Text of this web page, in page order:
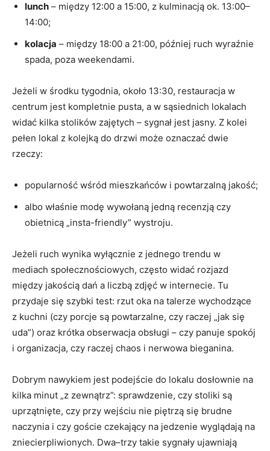
lunch – między 12:00 a 15:00, z kulminacją ok. 13:00–
14:00;
kolacja – między 18:00 a 21:00, później ruch wyraźnie
spada, poza weekendami.
Jeżeli w środku tygodnia, około 13:30, restauracja w
centrum jest kompletnie pusta, a w sąsiednich lokalach
widać kilka stolików zajętych – sygnał jest jasny. Z kolei
pełen lokal z kolejką do drzwi może oznaczać dwie
rzeczy:
popularność wśród mieszkańców i powtarzalną jakość;
albo właśnie modę wywołaną jedną recenzją czy
obietnicą „insta-friendly” wystroju.
Jeżeli ruch wynika wyłącznie z jednego trendu w
mediach społecznościowych, często widać rozjazd
między jakością dań a liczbą zdjęć w internecie. Tu
przydaje się szybki test: rzut oka na talerze wychodzące
z kuchni (czy porcje są powtarzalne, czy raczej „jak się
uda”) oraz krótka obserwacja obsługi – czy panuje spokój
i organizacja, czy raczej chaos i nerwowa bieganina.
Dobrym nawykiem jest podejście do lokalu dosłownie na
kilka minut „z zewnątrz”: sprawdzenie, czy stoliki są
uprzątnięte, czy przy wejściu nie piętrzą się brudne
naczynia i czy goście czekający na jedzenie wyglądają na
zniecierpliwionych. Dwa–trzy takie sygnały ujawniają